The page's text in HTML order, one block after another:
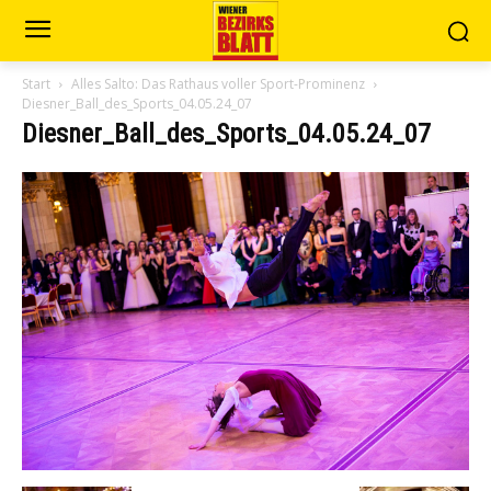
Start
Alles Salto: Das Rathaus voller Sport-Prominenz
Diesner_Ball_des_Sports_04.05.24_07
Diesner_Ball_des_Sports_04.05.24_07